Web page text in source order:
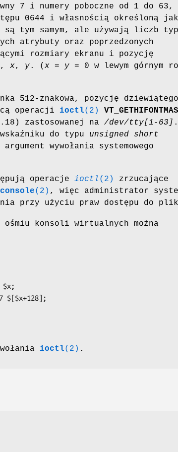
7 i numery poboczne od 1 do 63,
0644 i własnością określoną
] są tym samym, ale używają liczb
atrybuty oraz poprzedzonych
rozmiary ekranu i pozycję
, x, y. ( x = y = 0 w lewym górnym
512-znakowa, pozycję dziewiątego
operacji ioctl(2)
zastosowanej na /dev/tty[1-63] .
do typu unsigned short
wywołania systemowego
operacje ioctl (2)
zrzucające
(2) , więc administrator
przy użyciu praw dostępu do
ośmiu konsoli wirtualnych można
ioctl(2) .